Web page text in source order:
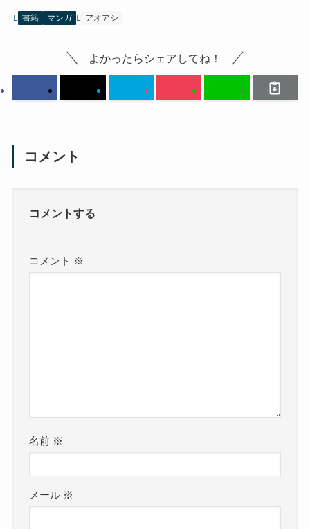
書籍 マンガ アオアシ
よかったらシェアしてね！
コメント
コメントする
コメント ※
名前 ※
メール ※